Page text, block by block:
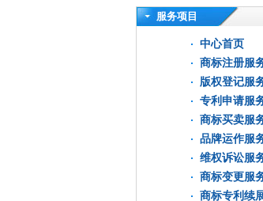
高新技术企业认定审计|企
服务项目
中心首页
商标注册服
版权登记服
专利申请服
商标买卖服
品牌运作服
维权诉讼服
商标变更服
商标专利续